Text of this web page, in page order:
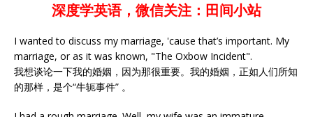
深度学英语，微信关注：田间小站
I wanted to discuss my marriage, 'cause that’s important. My
marriage, or as it was known, "The Oxbow Incident".
我想谈论一下我的婚姻，因为那很重要。我的婚姻，正如人们所知
的那样，是个“牛轭事件” 。